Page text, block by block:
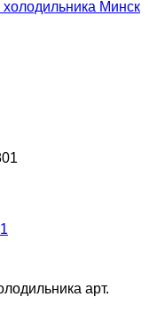
арт.